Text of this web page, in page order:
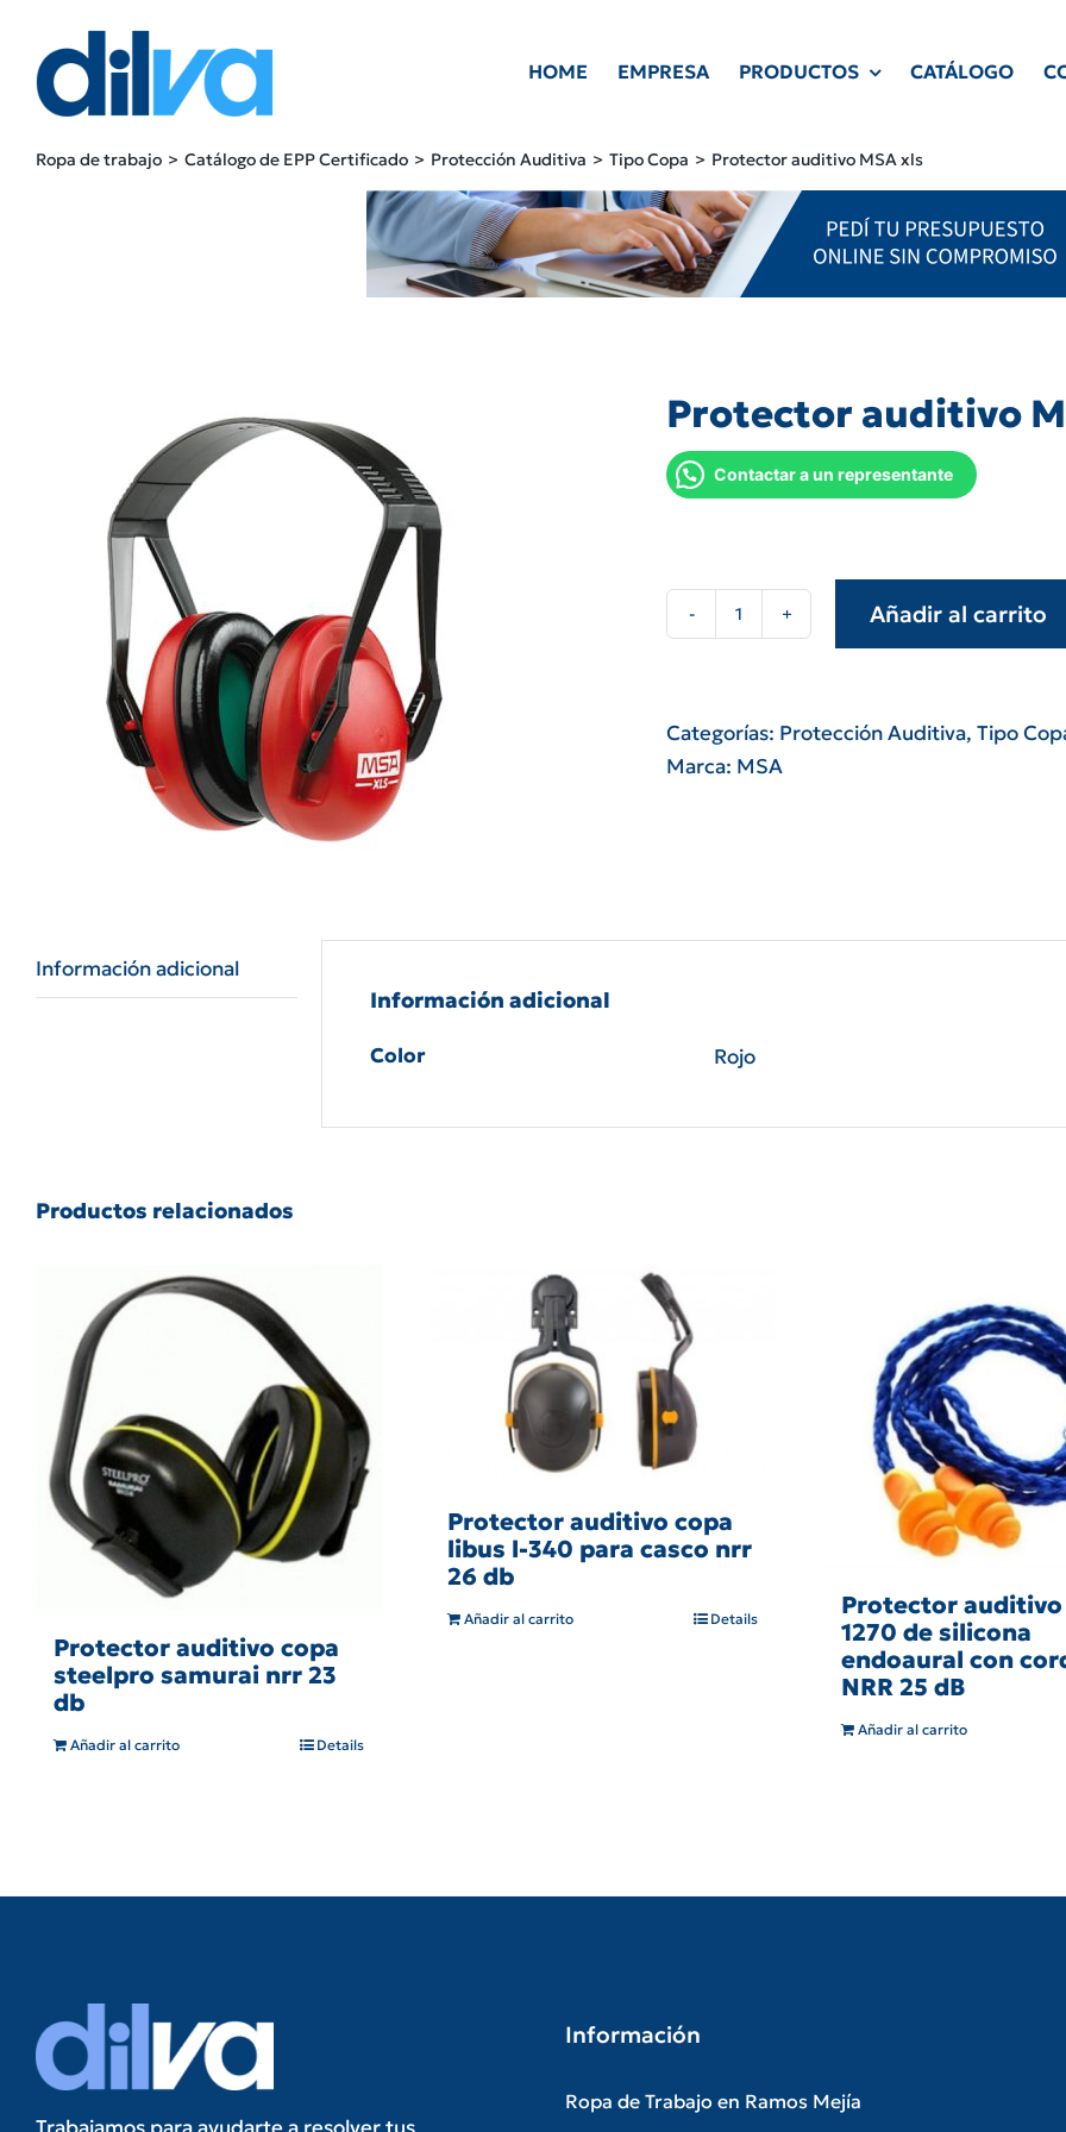
content
HOME EMPRESA PRODUCTOS CATÁLOGO
Ropa de trabajo Catálogo de EPP Certificado Protección Auditiva Tipo Copa Protector auditivo MSA xls
Protector auditivo
Contactar a un representante
Protector
xls
cantidad
Añadir al carrito
Categorías: Protección Auditiva, Tipo
Marca: MSA
Información adicional
Información adicional
Color Rojo
Productos relacionados
Protector auditivo copa
steelpro samurai nrr 23
db
Añadir al carrito Details
Protector auditivo copa
libus l-340 para casco nrr
26 db
Añadir al carrito Details
Protector auditivo
1270 de silicona
endoaural con
NRR 25 dB
Añadir al carrito
Trabajamos para ayudarte a resolver tus
Información
Ropa de Trabajo en Ramos Mejía